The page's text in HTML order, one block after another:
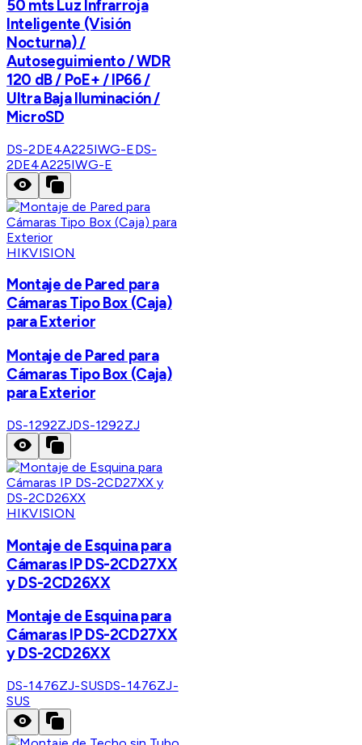
50 mts Luz Infrarroja
Inteligente (Visión
Nocturna) /
Autoseguimiento / WDR
120 dB / PoE+ / IP66 /
Ultra Baja Iluminación /
MicroSD
DS-2DE4A225IWG-EDS-
2DE4A225IWG-E
HIKVISION
Montaje de Pared para
Cámaras Tipo Box (Caja)
para Exterior
Montaje de Pared para
Cámaras Tipo Box (Caja)
para Exterior
DS-1292ZJDS-1292ZJ
HIKVISION
Montaje de Esquina para
Cámaras IP DS-2CD27XX
y DS-2CD26XX
Montaje de Esquina para
Cámaras IP DS-2CD27XX
y DS-2CD26XX
DS-1476ZJ-SUSDS-1476ZJ-
SUS